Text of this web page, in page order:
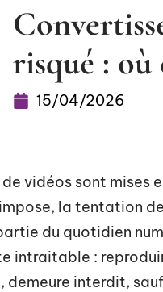
risqué :
15/04/2026
vidéos sont mises
la tentation
du quotidien
intraitable :
demeure interdit,